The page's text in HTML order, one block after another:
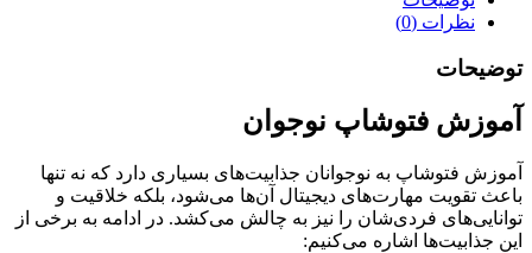
نظرات (0)
توضیحات
آموزش فتوشاپ نوجوان
آموزش فتوشاپ به نوجوانان جذابیت‌های بسیاری دارد که نه تنها
باعث تقویت مهارت‌های دیجیتال آن‌ها می‌شود، بلکه خلاقیت و
توانایی‌های فردی‌شان را نیز به چالش می‌کشد. در ادامه به برخی از
این جذابیت‌ها اشاره می‌کنیم: